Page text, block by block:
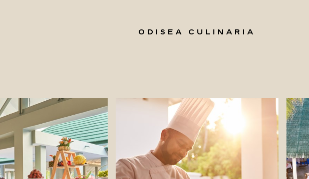
ODISEA CULINARIA